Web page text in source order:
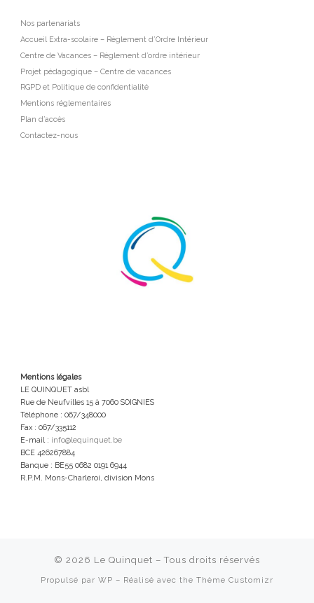
Nos partenariats
Accueil Extra-scolaire – Règlement d’Ordre Intérieur
Centre de Vacances – Règlement d’ordre intérieur
Projet pédagogique – Centre de vacances
RGPD et Politique de confidentialité
Mentions réglementaires
Plan d’accès
Contactez-nous
Mentions légales
LE QUINQUET asbl
Rue de Neufvilles 15 à 7060 SOIGNIES
Téléphone : 067/348000
Fax : 067/335112
E-mail : info@lequinquet.be
BCE 426267884
Banque : BE55 0682 0191 6944
R.P.M. Mons-Charleroi, division Mons
© 2026 Le Quinquet – Tous droits réservés
Propulsé par WP – Réalisé avec the Thème Customizr